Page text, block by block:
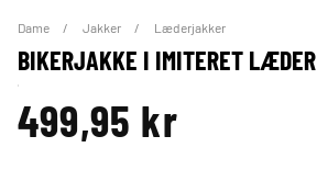
Dame Jakker Læderjakker
BIKERJAKKE I IMITERET LÆDER
499,95 kr